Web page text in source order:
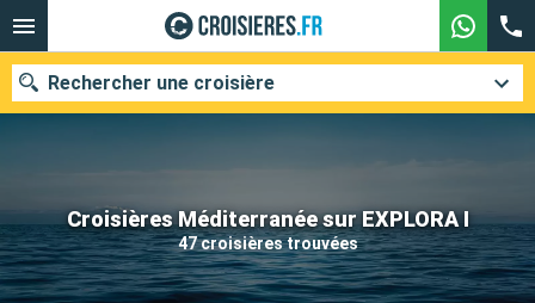
Croisières Méditerranée sur EXPLORA I
47 croisières trouvées
Rechercher une croisière
Nos destinations
Mois de départ